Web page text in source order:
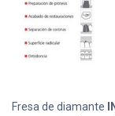
Fresa de diamante